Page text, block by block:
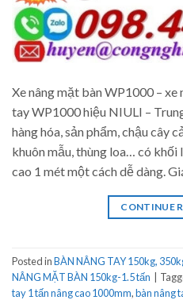
Xe nâng mặt bàn WP1000 – xe
tay WP1000 hiệu NIULI –
hàng hóa, sản phẩm, chậu cây
khuôn mẫu, thùng loa… có
cao 1 mét một cách dễ dàng.
CONTINUE
Posted inBÀN NÂNG TAY 150kg,
NÂNG MẶT BÀN 150kg-1.5 tấn
tay 1 tấn nâng cao 1000mm,bàn nâng